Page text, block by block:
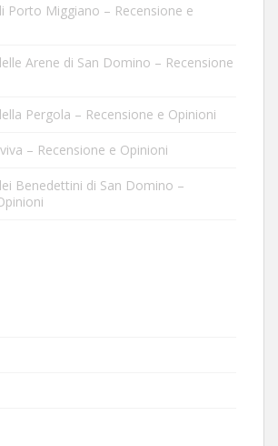
Porto Miggiano – Recensione e
Arene di San Domino – Recensione
Pergola – Recensione e Opinioni
– Recensione e Opinioni
Benedettini di San Domino –